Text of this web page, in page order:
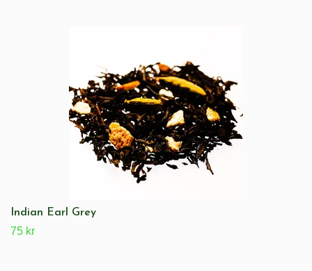
Indian Earl Grey
75 kr